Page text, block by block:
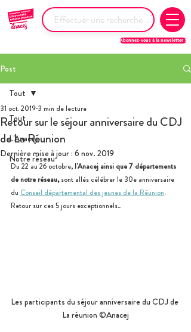
Abonnez-vous à la newsletter !
Post
Tout
L'Anacej
Notre réseau
Tout
Retour sur le séjour anniversaire du CDJ
de La Réunion
31 oct. 2019 3 min de lecture
Dernière mise à jour : 6 nov. 2019
Du 22 au 26 octobre, l'Anacej ainsi que 7 départements
de notre réseau, sont allés célébrer le 30e anniversaire
du Conseil départemental des jeunes de la Réunion.
Retour sur ces 5 jours exceptionnels...
Les participants du séjour anniversaire du CDJ de
La réunion ©Anacej